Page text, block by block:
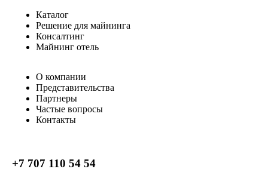
Каталог
Решение для майнинга
Консалтинг
Майнинг отель
О компании
Представительства
Партнеры
Частые вопросы
Контакты
+7 707 110 54 54